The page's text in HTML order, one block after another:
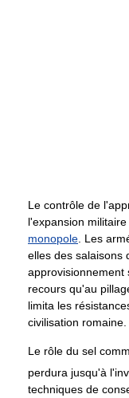
Le contrôle de
l'expansion
monopole . Les
elles des salaisons
approvisionnement
recours qu'au
limita les
civilisation romaine.
Le rôle du sel
perdura jusqu'à
techniques de